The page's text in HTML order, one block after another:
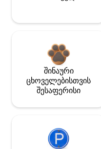
შინაური
ცხოველებისთვის
შესაფერისი